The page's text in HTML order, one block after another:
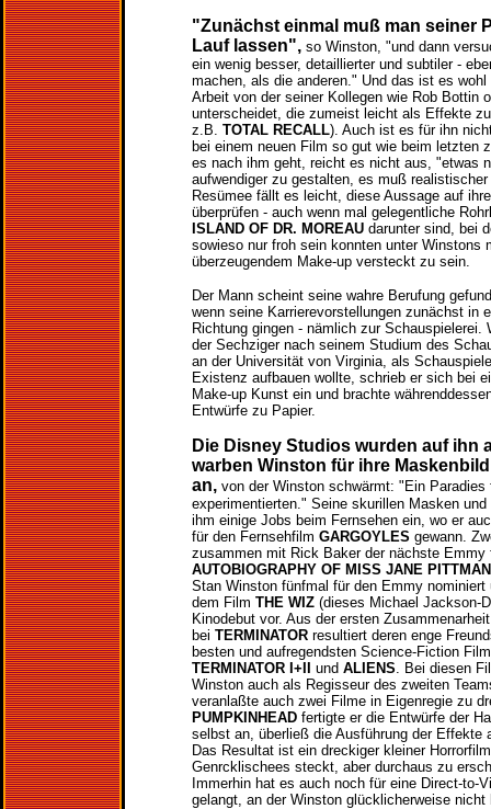
"Zunächst einmal muß man seiner
Lauf lassen", so Winston, "und dann
ein wenig besser, detaillierter und subtiler -
machen, als die anderen." Und das ist es
Arbeit von der seiner Kollegen wie Rob Bottin
unterscheidet, die zumeist leicht als Effekte
z.B. TOTAL RECALL). Auch ist es für ihn
bei einem neuen Film so gut wie beim letzten
es nach ihm geht, reicht es nicht aus, "etwas
aufwendiger zu gestalten, es muß
Resümee fällt es leicht, diese Aussage auf
überprüfen - auch wenn mal gelegentliche
ISLAND OF DR. MOREAU darunter sind, bei
sowieso nur froh sein konnten unter Winstons
überzeugendem Make-up versteckt zu sein.
Der Mann scheint seine wahre Berufung
wenn seine Karrierevorstellungen zunächst in
Richtung gingen - nämlich zur Schauspielerei.
der Sechziger nach seinem Studium des
an der Universität von Virginia, als
Existenz aufbauen wollte, schrieb er sich bei
Make-up Kunst ein und brachte
Entwürfe zu Papier.
Die Disney Studios wurden auf ihn
warben Winston für ihre
an, von der Winston schwärmt: "Ein Paradies
experimentierten." Seine skurillen Masken
ihm einige Jobs beim Fernsehen ein, wo er
für den Fernsehfilm GARGOYLES gewann.
zusammen mit Rick Baker der nächste
AUTOBIOGRAPHY OF MISS JANE PITTMAN
Stan Winston fünfmal für den Emmy nominiert
dem Film THE WIZ (dieses Michael Jackson-
Kinodebut vor. Aus der ersten
bei TERMINATOR resultiert deren enge
besten und aufregendsten Science-Fiction
TERMINATOR I+II
und ALIENS. Bei diesen
Winston auch als Regisseur des zweiten
veranlaßte auch zwei Filme in Eigenregie zu
PUMPKINHEAD fertigte er die Entwürfe der
selbst an, überließ die Ausführung der Effekte
Das Resultat ist ein dreckiger kleiner
Genrcklischees steckt, aber durchaus zu
Immerhin hat es auch noch für eine Direct-to-
gelangt, an der Winston glücklicherweise nicht